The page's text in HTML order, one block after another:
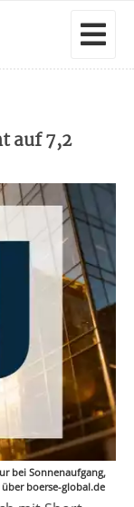
auf 7,2
bei Sonnenaufgang,
boerse-global.de